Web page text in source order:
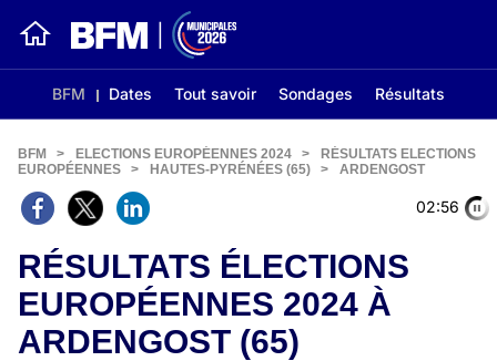
BFM Dates Tout savoir Sondages Résultats
02:56
BFM > ELECTIONS EUROPÉENNES 2024 >
RÉSULTATS ELECTIONS
EUROPÉENNES
> HAUTES-PYRÉNÉES (65) > ARDENGOST
RÉSULTATS ÉLECTIONS
EUROPÉENNES 2024 À
ARDENGOST (65)